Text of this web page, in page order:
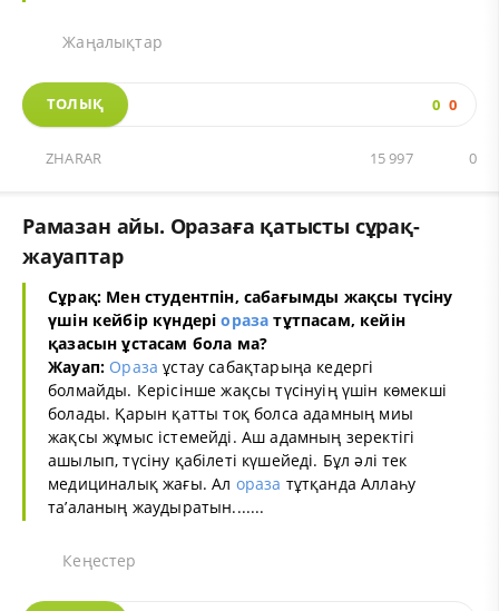
Жаңалықтар
ТОЛЫҚ 0 0
ZHARAR 0
15 997
Рамазан айы. Оразаға қатысты сұрақ-
жауаптар
Сұрақ: Мен студентпін, сабағымды жақсы түсіну
үшін кейбір күндеріораза тұтпасам, кейін
қазасын ұстасам бола ма?
Жауап: Ораза ұстау сабақтарыңа кедергі
болмайды. Керісінше жақсы түсінуің үшін көмекші
болады. Қарын қатты тоқ болса адамның миы
жақсы жұмыс істемейді. Аш адамның зеректігі
ашылып, түсіну қабілеті күшейеді. Бұл әлі тек
медициналық жағы. Ал ораза тұтқанда Аллаһу
та’аланың жаудыратын.......
Кеңестер